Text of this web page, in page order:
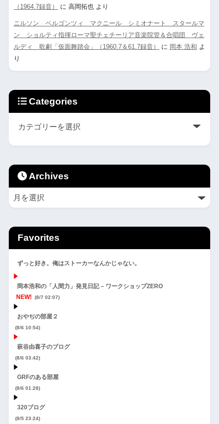
（1964.7録音）
に 高岡拓也より
ニルソン ベルゴンツィ マクニール シミオナート スタールマ
ン ショルティ指揮ローマ聖チェチーリア音楽院管＆合唱団 ヴェ
ルディ 歌劇「仮面舞踏会」（1960.7＆61.7録音）
に 岡本 浩和 よ
り
Categories
Archives
Favorites
ずっと好き。俺はストーカーなんかじゃない。
岡本浩和の「人間力」発見日記 – ワークショップZERO
NEW!
(8/7 02:07)
おやぢの部屋２
(8/6 10:54)
萩谷由喜子のブログ
(8/6 03:42)
GRFのある部屋
(8/6 01:28)
320ブログ
(8/5 23:24)